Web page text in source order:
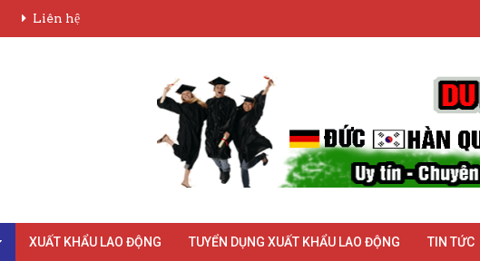
Liên hệ
XUẤT KHẨU LAO ĐỘNG TUYỂN DỤNG XUẤT KHẨU LAO ĐỘNG TIN TỨC